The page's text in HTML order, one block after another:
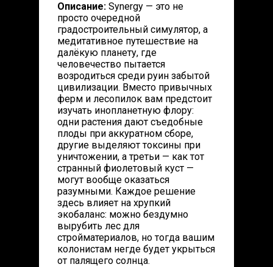
Описание: Synergy — это не
просто очередной
градостроительный симулятор, а
медитативное путешествие на
далёкую планету, где
человечество пытается
возродиться среди руин забытой
цивилизации. Вместо привычных
ферм и лесопилок вам предстоит
изучать инопланетную флору:
одни растения дают съедобные
плоды при аккуратном сборе,
другие выделяют токсины при
уничтожении, а третьи — как тот
странный фиолетовый куст —
могут вообще оказаться
разумными. Каждое решение
здесь влияет на хрупкий
экобаланс: можно бездумно
вырубить лес для
стройматериалов, но тогда вашим
колонистам негде будет укрыться
от палящего солнца.